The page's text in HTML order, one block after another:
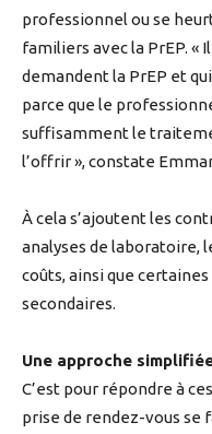
professionnel ou se
familiers avec la PrEP. «
demandent la PrEP et
parce que le
suffisamment le
l’offrir », constate
À cela s’ajoutent les
analyses de laboratoire,
coûts, ainsi que
secondaires.
Une approche
C’est pour répondre à
prise de rendez-vous se